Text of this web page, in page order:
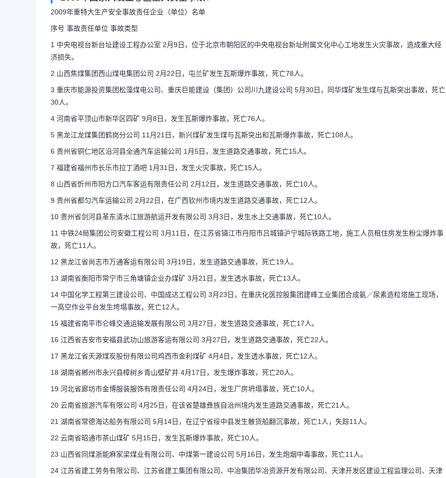
2009年重特大生产安全事故责任企业（单位）名单
序号 事故责任单位 事故类型
1 中央电视台新台址建设工程办公室 2月9日，位于北京市朝阳区的中央电视台新址附属文化中心工地发生火灾事故，造成重大经
济损失。
2 山西焦煤集团西山煤电集团公司 2月22日，屯兰矿发生瓦斯爆炸事故，死亡78人。
3 重庆市能源投资集团松藻煤电公司、重庆巨能建设（集团）公司川九建设公司 5月30日，同华煤矿发生煤与瓦斯突出事故，死亡
30人。
4 河南省平顶山市新华区四矿 9月8日，发生瓦斯爆炸事故，死亡76人。
5 黑龙江龙煤集团鹤岗分公司 11月21日，新兴煤矿发生煤与瓦斯突出和瓦斯爆炸事故，死亡108人。
6 贵州省铜仁地区沿河县全通汽车运输公司 1月5日，发生道路交通事故，死亡15人。
7 福建省福州市长乐市拉丁酒吧 1月31日，发生火灾事故，死亡15人。
8 山西省忻州市阳方口汽车客运有限责任公司 2月12日，发生道路交通事故，死亡10人。
9 贵州省都匀汽车运输公司 2月22日，在广西钦州市境内发生道路交通事故，死亡12人。
10 贵州省剑河县革东清水江旅游航运开发有限公司 3月3日，发生水上交通事故，死亡10人。
11 中铁24局集团公司安徽工程公司 3月11日，在江苏省镇江市丹阳市吕城镇沪宁城际铁路工地，施工人员租住房发生粉尘爆炸事
故，死亡11人。
12 黑龙江省尚志市万通客运有限公司 3月19日，发生道路交通事故，死亡19人。
13 湖南省衡阳市常宁市三角塘镇企业办煤矿 3月21日，发生透水事故，死亡13人。
14 中国化学工程第三建设公司、中国成达工程公司 3月23日，在重庆化医控股集团建峰工业集团合成氨／尿素造粒塔施工现场，
一高空作业平台发生垮塌事故，死亡12人。
15 福建省南平市仑峰交通运输发展有限公司 3月27日，发生道路交通事故，死亡17人。
16 江西省吉安市安福县武功山旅游客运有限公司 3月27日，发生道路交通事故，死亡22人。
17 黑龙江省天源煤炭股份有限公司鸡西市金利煤矿 4月4日，发生透水事故，死亡12人。
18 湖南省郴州市永兴县樟树乡青山壁矿井 4月17日，发生爆炸事故，死亡20人。
19 河北省廊坊市金博服装服饰有限责任公司 4月24日，发生厂房坍塌事故，死亡10人。
20 云南省旅游汽车有限公司 4月25日，在该省楚雄彝族自治州境内发生道路交通事故，死亡21人。
21 湖南省常德海达船务有限公司 5月14日，在辽宁省绥中县发生散货船翻沉事故，死亡1人，失踪11人。
22 云南省昭通市茶山煤矿 5月15日，发生瓦斯爆炸事故，死亡10人。
23 山西省同煤浙能麻家梁煤业有限公司、中煤第一建设公司 5月16日，发生炮烟中毒事故，死亡11人。
24 江苏省建工劳务有限公司、江苏省建工集团有限公司、中冶集团华冶资源开发有限公司、天津开发区建设工程监理公司、天津
长按图片识别二维码阅读更多